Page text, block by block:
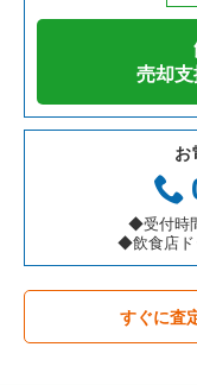
売却
お
◆受付時
◆飲食店ド
すぐに査